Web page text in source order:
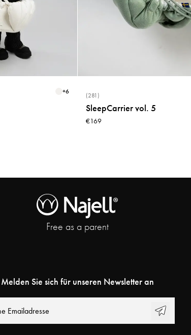
+6 (281)
SleepCarrier vol. 5
€169
Free as a parent
Melden Sie sich für unseren Newsletter an